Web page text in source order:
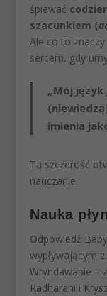
śpiewać
szacunkiem (
Ale co to
sercem, gdy
„Mój
imienia
Ta szczerość
nauczanie.
Nauka
Odpowiedź
wypływającym
Wryndawanie –
Radharani i